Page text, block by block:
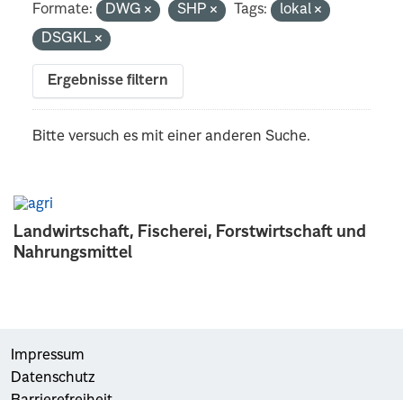
Landwirtschaft, Fischerei, Forstwirtschaft und
Nahrungsmittel
Formate: DWG SHP Tags:
lokal
DSGKL
Ergebnisse filtern
Bitte versuch es mit einer anderen Suche.
Impressum
Datenschutz